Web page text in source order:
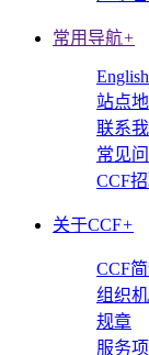
常用导航+
English
站点
联系我
常见
CCF
关于CCF+
CCF
组织
规章
服务